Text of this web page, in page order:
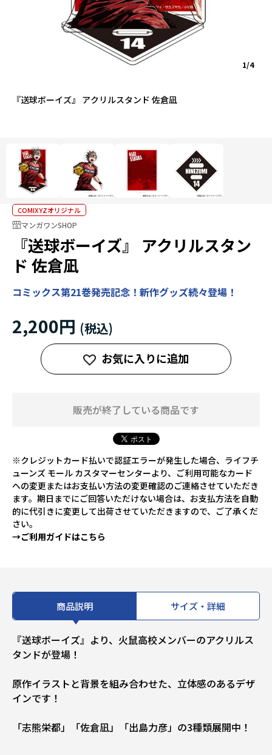
『送球ボーイズ』 アクリルスタンド 佐倉凪
1/4
COMIXYZオリジナル
マンガワンSHOP
『送球ボーイズ』 アクリルスタン
ド 佐倉凪
コミックス第21巻発売記念！新作グッズ続々登場！
2,200円
お気に入りに追加
販売が終了している商品です
※クレジットカード払いで認証エラーが発生した場合、ライフチ
ューンズ モール カスタマーセンターより、ご利用可能なカード
への変更またはお支払い方法の変更確認のご連絡させていただき
ます。期日までにご回答いただけない場合は、お支払方法を自動
的に代引きに変更して出荷させていただきますので、ご了承くだ
さい。
→ご利用ガイドはこちら
商品説明 サイズ・詳細
『送球ボーイズ』より、火鼠高校メンバーのアクリルス
タンドが登場！
原作イラストと背景を組み合わせた、立体感のあるデザ
インです！
「志熊栄都」「佐倉凪」「出島力彦」の3種類展開中！